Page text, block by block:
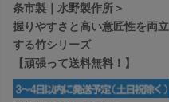
条市製｜水野製作所＞
握りやすさと高い意匠性を両立
する竹シリーズ
【頑張って送料無料！】